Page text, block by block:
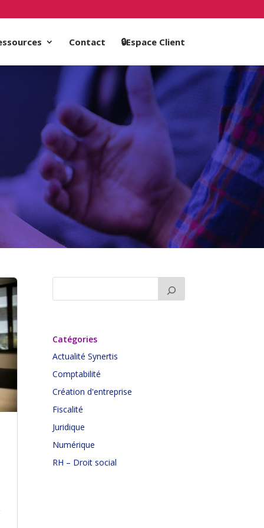
Contact 🔒Espace Client
Catégories
Actualité Synertis
Comptabilité
Création d'entreprise
Fiscalité
Juridique
Numérique
RH – Droit social